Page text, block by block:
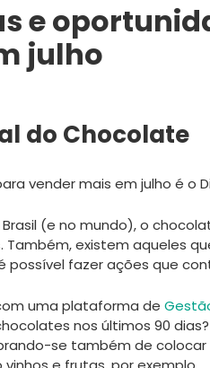
e
julho
do Chocolate
vender mais em julho é o
(e no mundo), o
Também, existem aqueles
possível fazer ações que
uma plataforma de
nos últimos 90
se também de